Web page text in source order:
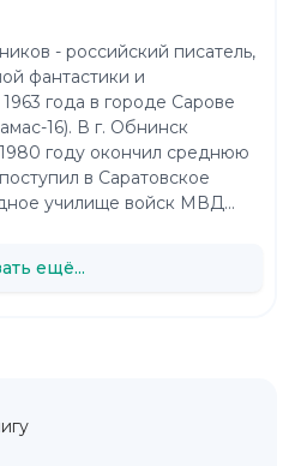
- российский писатель,
фантастики и
года в городе Сарове
16). В г. Обнинск
году окончил среднюю
в Саратовское
училище войск МВД...
ещё...